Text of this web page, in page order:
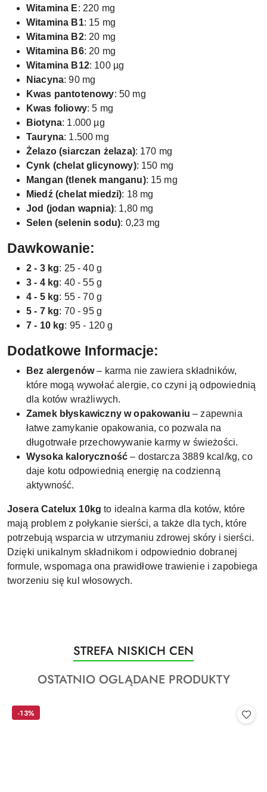
Witamina E: 220 mg
Witamina B1: 15 mg
Witamina B2: 20 mg
Witamina B6: 20 mg
Witamina B12: 100 µg
Niacyna: 90 mg
Kwas pantotenowy: 50 mg
Kwas foliowy: 5 mg
Biotyna: 1.000 µg
Tauryna: 1.500 mg
Żelazo (siarczan żelaza): 170 mg
Cynk (chelat glicynowy): 150 mg
Mangan (tlenek manganu): 15 mg
Miedź (chelat miedzi): 18 mg
Jod (jodan wapnia): 1,80 mg
Selen (selenin sodu): 0,23 mg
Dawkowanie:
2 - 3 kg: 25 - 40 g
3 - 4 kg: 40 - 55 g
4 - 5 kg: 55 - 70 g
5 - 7 kg: 70 - 95 g
7 - 10 kg: 95 - 120 g
Dodatkowe Informacje:
Bez alergenów– karma nie zawiera składników,
które mogą wywołać alergie, co czyni ją odpowiednią
dla kotów wrażliwych.
Zamek błyskawiczny w opakowaniu – zapewnia
łatwe zamykanie opakowania, co pozwala na
długotrwałe przechowywanie karmy w świeżości.
Wysoka kaloryczność – dostarcza 3889 kcal/kg, co
daje kotu odpowiednią energię na codzienną
aktywność.
Josera Catelux 10kg to idealna karma dla kotów, które
mają problem z połykanie sierści, a także dla tych, które
potrzebują wsparcia w utrzymaniu zdrowej skóry i sierści.
Dzięki unikalnym składnikom i odpowiednio dobranej
formule, wspomaga ona prawidłowe trawienie i zapobiega
tworzeniu się kul włosowych.
Pomiń karuzelę produktów
Produkty
o
statusie:
STREFA NISKICH CEN
Produkty
statusie:
OSTATNIO OGLĄDANE PRODUKTY
-13%